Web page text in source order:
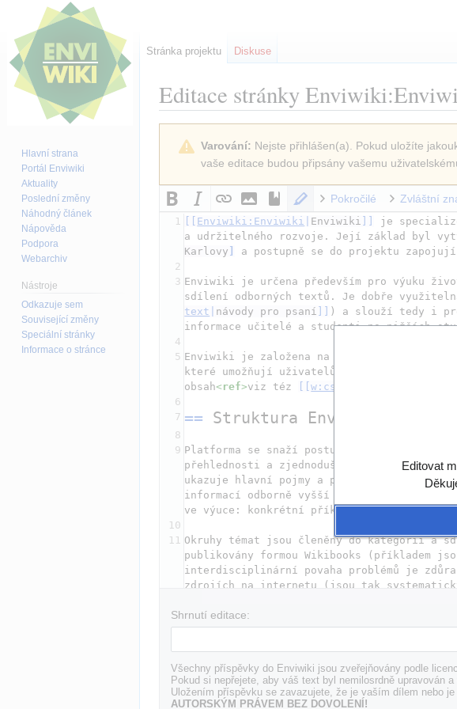
Editace stránky
vyhledávání
Varování: Nejste přihlášen(a). Pokud uložíte
vaše editace budou připsány vašemu
Pokročilé Zvláštní
1 Enviwiki:Enviwiki Enviwiki
je
a udržitelného rozvoje. Její základ byl
Karlovy
2
3 Enviwiki je určena především pro výuku
sdílení odborných textů. Je dobře
text
návody pro psaní
) a slouží tedy i pro
4
5 Enviwiki je založena na Wiki - metodika/
které umožňují uživatelům přidávat
obsah< ref>viz téz [[w:cs:Wiki na
6
7 == Struktura Enviwiki
8
9 Platforma se snaží postupně mapovat
přehlednosti a zjednodušení, aby mohla
ukazuje hlavní pojmy a principy uvažování
informací odborně vyšší úrovně
10
11 Okruhy témat jsou členěny do kategorií a
publikovány formou Wikibooks (příkladem
interdisciplinární povaha problémů je
13 Struktura jednotlivých stránek v Enviwiki
formát]]
== Enviwiki a Wikipedie ==
16
17 Enviwiki rozhodně nemá ambici se stát
Shrnutí editace:
Všechny příspěvky do Enviwiki jsou zveřejňovány podle
Pokud si nepřejete, aby váš text byl nemilosrdně upravován
Uložením příspěvku se zavazujete, že je vaším dílem nebo
AUTORSKÝM PRÁVEM BEZ DOVOLENÍ!
Stránka projektu Diskuse
Hlavní strana
Portál Enviwiki
Aktuality
Poslední změny
Náhodný článek
Nápověda
Podpora
Webarchiv
Nástroje
Odkazuje sem
Související změny
Speciální stránky
Informace o stránce
Editovat